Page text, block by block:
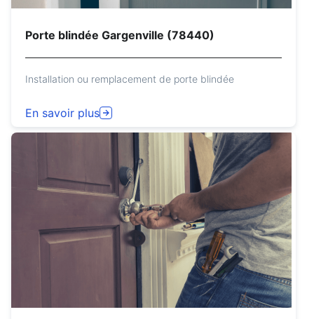
Porte blindée Gargenville (78440)
Installation ou remplacement de porte blindée
En savoir plus